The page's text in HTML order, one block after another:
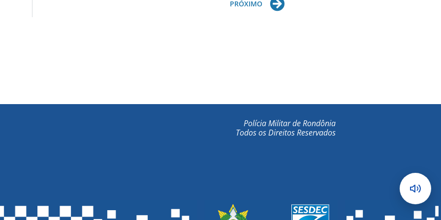
PRÓXIMO
Polícia Militar de Rondônia
Todos os Direitos Reservados